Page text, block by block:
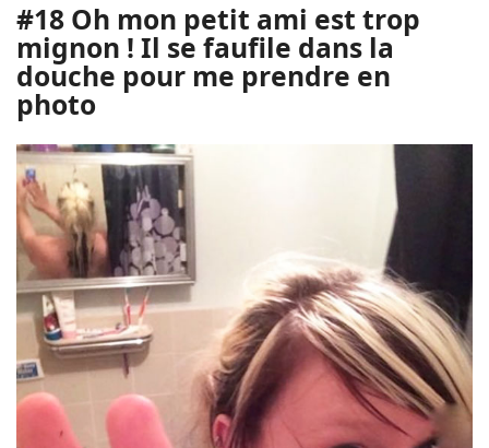
#18 Oh mon petit ami est trop
mignon ! Il se faufile dans la
douche pour me prendre en
photo